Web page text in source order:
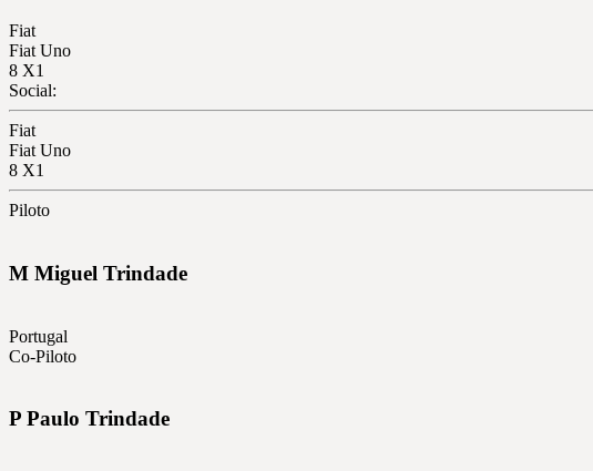
Fiat
Fiat Uno
8 X1
Social:
Fiat
Fiat Uno
8 X1
Piloto
M Miguel Trindade
Portugal
Co-Piloto
P Paulo Trindade